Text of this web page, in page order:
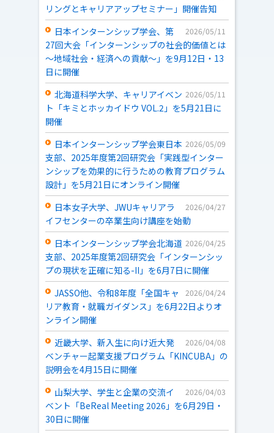
リングとキャリアアップセミナー」開催告知
2026/05/11
日本インターンシップ学会、第
27回大会「インターンシップの社会的価値とは
～地域社会・経済への貢献～」を9月12日・13
日に開催
2026/05/11
北海道科学大学、キャリアイベン
ト「キミとホッカイドウ VOL.2」を5月21日に
開催
2026/05/09
日本インターンシップ学会東日本
支部、2025年度第2回研究会「実践型インター
ンシップを効果的に行うための教育プログラム
設計」を5月21日にオンライン開催
2026/04/27
日本女子大学、JWUキャリアラ
イフセンターの卒業生向け講座を始動
2026/04/25
日本インターンシップ学会北海道
支部、2025年度第2回研究会「インターンシッ
プの現状を正確に知る-II」を6月7日に開催
2026/04/24
JASSO他、令和8年度「全国キャ
リア教育・就職ガイダンス」を6月22日よりオ
ンライン開催
2026/04/08
近畿大学、新入生に向け近大発
ベンチャー起業支援プログラム「KINCUBA」の
説明会を4月15日に開催
2026/04/03
山梨大学、学生と企業の交流イ
ベント「BeReal Meeting 2026」を6月29日・
30日に開催